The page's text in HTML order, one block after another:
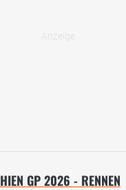
GP 2026 - RENNEN